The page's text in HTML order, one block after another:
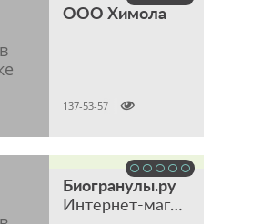
ООО Химола

137-53-57
Биогранулы.ру
Интернет-магазин биопрепаратов для септиков и дачных туалетов